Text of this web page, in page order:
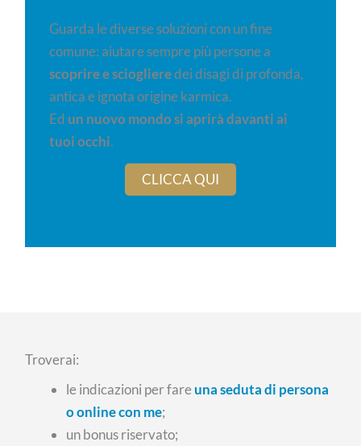
Guarda le diverse soluzioni con un fine
comune: aiutare sempre più persone a
scoprire e scioglieredei disagi di profonda,
antica e ignota origine karmica.
Ed un nuovo mondo si aprirà davanti ai
tuoi occhi.
CLICCA QUI
Troverai:
le indicazioni per fare una seduta di persona
o online con me;
un bonus riservato;